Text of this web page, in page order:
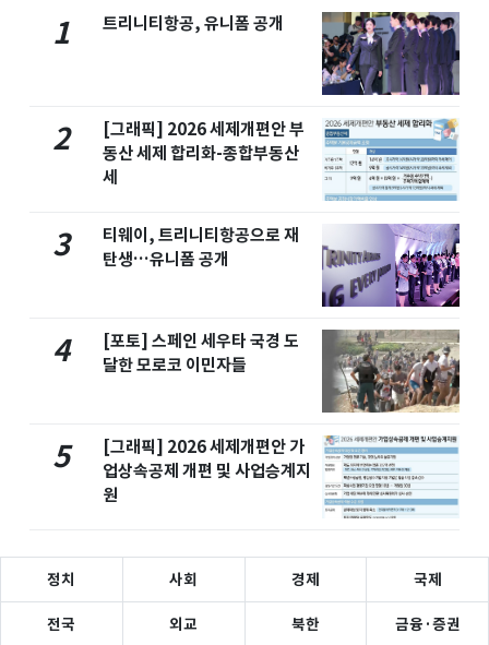
1 트리니티항공, 유니폼 공개
2
[그래픽] 2026 세제개편안 부
동산 세제 합리화-종합부동산
세
3
티웨이, 트리니티항공으로 재
탄생…유니폼 공개
4
[포토] 스페인 세우타 국경 도
달한 모로코 이민자들
5
[그래픽] 2026 세제개편안 가
업상속공제 개편 및 사업승계지
원
정치 사회 경제 국제
전국 외교 북한 금융·증권